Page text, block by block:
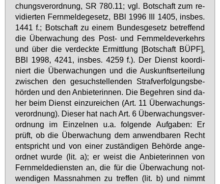
chungs­ver­ord­nung, SR 780.11; vgl. Bot­schaft zum re­
vi­dier­ten Fern­mel­de­ge­setz, BBl 1996 III 1405, ins­bes.
1441 f.; Bot­schaft zu ei­nem Bun­des­ge­setz be­tref­fend
die Über­wa­chung des Post- und Fern­mel­de­ver­kehrs
und über die ver­deck­te Er­mitt­lung [Bot­schaft BÜPF],
BBl 1998, 4241, ins­bes. 4259 f.). Der Dienst ko­or­di­
niert die Über­wa­chun­gen und die Aus­kunfts­er­tei­lung
zwi­schen den ge­such­stel­len­den Straf­ver­fol­gungs­be­
hör­den und den An­bie­te­rin­nen. Die Be­geh­ren sind da­
her beim Dienst ein­zu­rei­chen (Art. 11 Über­wa­chungs­
ver­ord­nung). Die­ser hat nach Art. 6 Über­wa­chungs­ver­
ord­nung im Ein­zel­nen u.a. fol­gen­de Auf­ga­ben: Er
prüft, ob die Über­wa­chung dem an­wend­ba­ren Recht
ent­spricht und von ei­ner zu­stän­di­gen Be­hör­de an­ge­
ord­net wur­de (lit. a); er weist die An­bie­te­rin­nen von
Fern­mel­de­diens­ten an, die für die Über­wa­chung not­
wen­di­gen Mass­nah­men zu tref­fen (lit. b) und nimmt